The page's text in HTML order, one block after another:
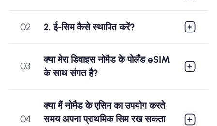
02 2. ई-सिम कैसे स्थापित करें?
03
क्या मेरा डिवाइस नोमैड के पोलैंड eSIM
के साथ संगत है?
04
क्या मैं नोमैड के एसिम का उपयोग करते
समय अपना प्राथमिक सिम रख सकता